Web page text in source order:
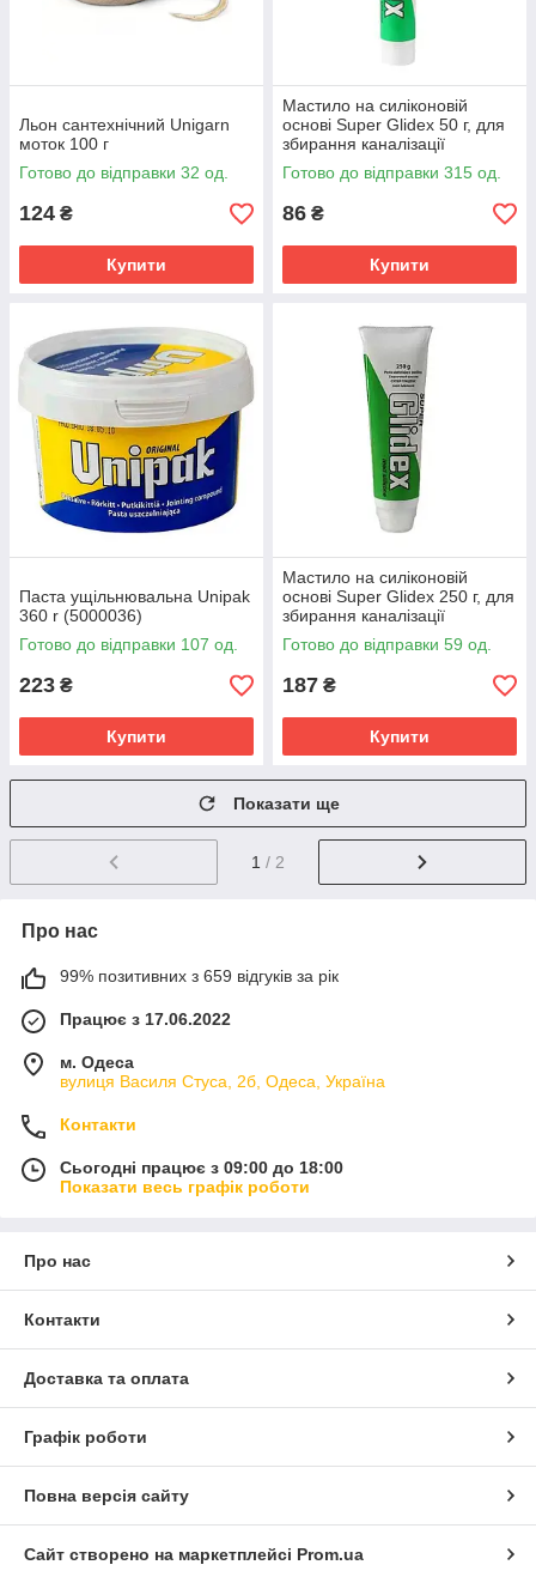
Льон сантехнічний Unigarn
моток 100 г
Готово до відправки 32 од.
124 ₴
Купити
Мастило на силіконовій
основі Super Glidex 50 г, для
збирання каналізації
Готово до відправки 315 од.
86 ₴
Купити
Паста ущільнювальна Unipak
360 r (5000036)
Готово до відправки 107 од.
223 ₴
Купити
Мастило на силіконовій
основі Super Glidex 250 г, для
збирання каналізації
Готово до відправки 59 од.
187 ₴
Купити
Показати ще
1 / 2
Про нас
99% позитивних з 659 відгуків за рік
Працює з 17.06.2022
м. Одеса
вулиця Василя Стуса, 2б, Одеса, Україна
Контакти
Сьогодні працює з 09:00 до 18:00
Показати весь графік роботи
Про нас
Контакти
Доставка та оплата
Графік роботи
Повна версія сайту
Сайт створено на маркетплейсі Prom.ua